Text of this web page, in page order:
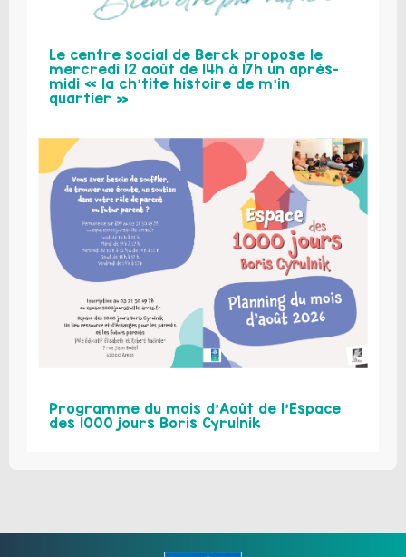
Le centre social de Berck propose le
mercredi 12 août de 14h à 17h un après-
midi « la ch’tite histoire de m’in
quartier »
Programme du mois d’Août de l’Espace
des 1000 jours Boris Cyrulnik